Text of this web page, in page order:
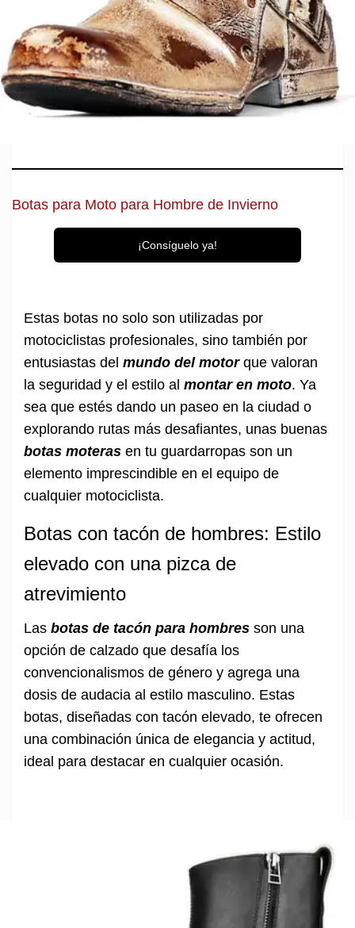
Botas para Moto para Hombre de Invierno
¡Consíguelo ya!
Estas botas no solo son utilizadas por
motociclistas profesionales, sino también por
entusiastas del mundo del motorque valoran
la seguridad y el estilo al montar en moto. Ya
sea que estés dando un paseo en la ciudad o
explorando rutas más desafiantes, unas buenas
botas moteras en tu guardarropas son un
elemento imprescindible en el equipo de
cualquier motociclista.
Botas con tacón de hombres: Estilo
elevado con una pizca de
atrevimiento
Las botas de tacón para hombres son una
opción de calzado que desafía los
convencionalismos de género y agrega una
dosis de audacia al estilo masculino. Estas
botas, diseñadas con tacón elevado, te ofrecen
una combinación única de elegancia y actitud,
ideal para destacar en cualquier ocasión.